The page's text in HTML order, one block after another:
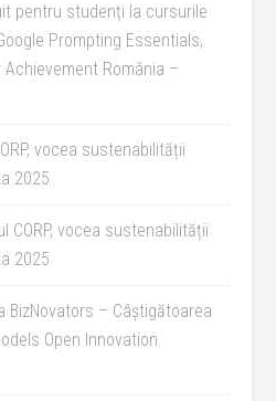
pentru studenți la cursurile
Prompting Essentials,
România –
vocea sustenabilității
2025
CORP, vocea sustenabilității
2025
BizNovators – Câștigătoarea
Open Innovation